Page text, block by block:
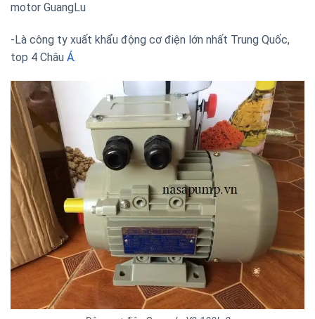
motor GuangLu
-Là công ty xuất khẩu động cơ điện lớn nhất Trung Quốc,
top 4 Châu Á.